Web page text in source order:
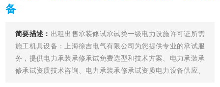
备
简要描述： 出租出售承装修试承试类一级电力设施许可证所需
施工机具设备：上海徐吉电气有限公司为您提供专业的承试服
务，提供电力承装承修承试免费选型和技术方案、电力承装承
修承试资质技术咨询、电力承装承修承试资质电力设备供应、